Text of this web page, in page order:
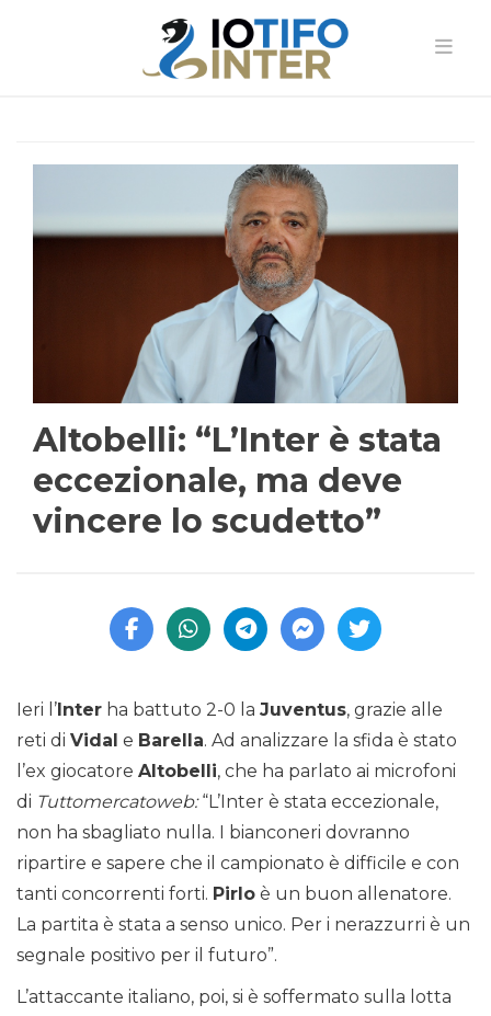
Altobelli: “L’Inter è stata
eccezionale, ma deve
vincere lo scudetto”
Ieri l’Inter ha battuto 2-0 la Juventus, grazie alle
reti di Vidal e Barella. Ad analizzare la sfida è stato
l’ex giocatore Altobelli, che ha parlato ai microfoni
di Tuttomercatoweb:“L’Inter è stata eccezionale,
non ha sbagliato nulla. I bianconeri dovranno
ripartire e sapere che il campionato è difficile e con
tanti concorrenti forti. Pirlo è un buon allenatore.
La partita è stata a senso unico. Per i nerazzurri è un
segnale positivo per il futuro”.
L’attaccante italiano, poi, si è soffermato sulla lotta